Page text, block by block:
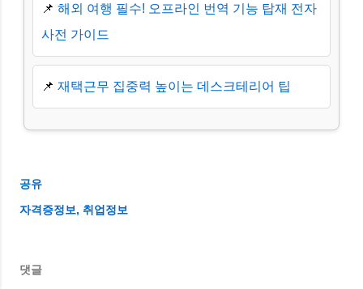
📌 해외 여행 필수! 오프라인 번역 기능 탑재 전자
사전 가이드
📌 재택근무 집중력 높이는 데스크테리어 팁
공유
자격증정보 취업정보
댓글